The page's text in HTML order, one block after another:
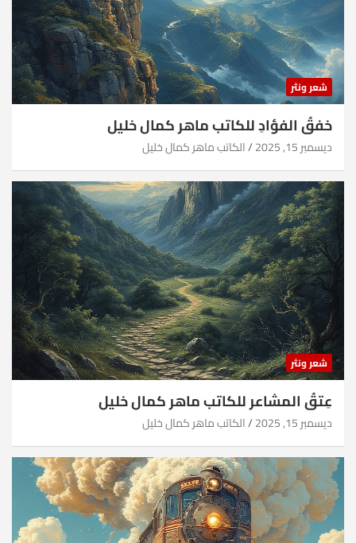
شعر ونثر
خفقُ الفؤادِ للكاتب ماهر كمال خليل
ديسمبر 15, 2025 الكاتب ماهر كمال خليل
شعر ونثر
عِتقُ المشاعر للكاتب ماهر كمال خليل
ديسمبر 15, 2025 الكاتب ماهر كمال خليل